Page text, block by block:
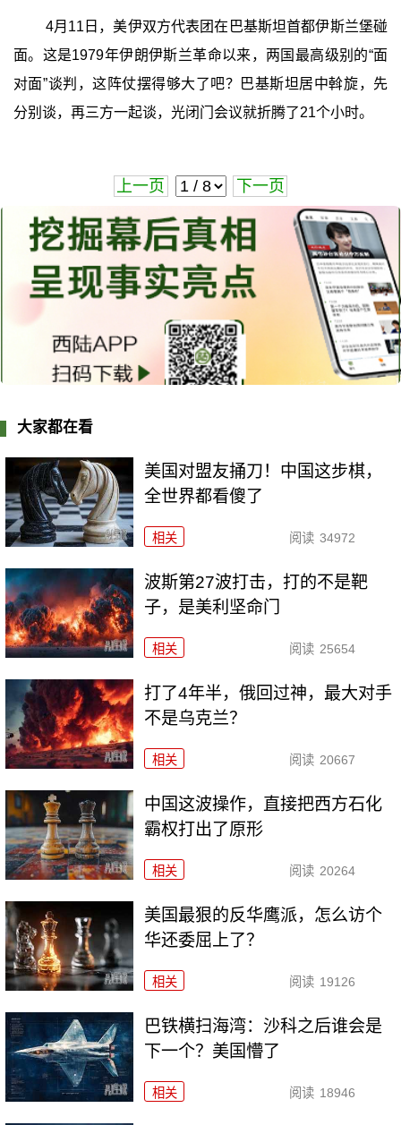
4月11日，美伊双方代表团在巴基斯坦首都伊斯兰堡碰
面。这是1979年伊朗伊斯兰革命以来，两国最高级别的“面
对面”谈判，这阵仗摆得够大了吧？巴基斯坦居中斡旋，先
分别谈，再三方一起谈，光闭门会议就折腾了21个小时。
上一页 下一页
大家都在看
美国对盟友捅刀！中国这步棋，
全世界都看傻了
相关 阅读 34972
波斯第27波打击，打的不是靶
子，是美利坚命门
相关 阅读 25654
打了4年半，俄回过神，最大对手
不是乌克兰？
相关 阅读 20667
中国这波操作，直接把西方石化
霸权打出了原形
相关 阅读 20264
美国最狠的反华鹰派，怎么访个
华还委屈上了？
相关 阅读 19126
巴铁横扫海湾：沙科之后谁会是
下一个？美国懵了
相关 阅读 18946